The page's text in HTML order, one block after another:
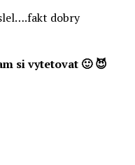
dobry
si vytetovat 🙂 😈